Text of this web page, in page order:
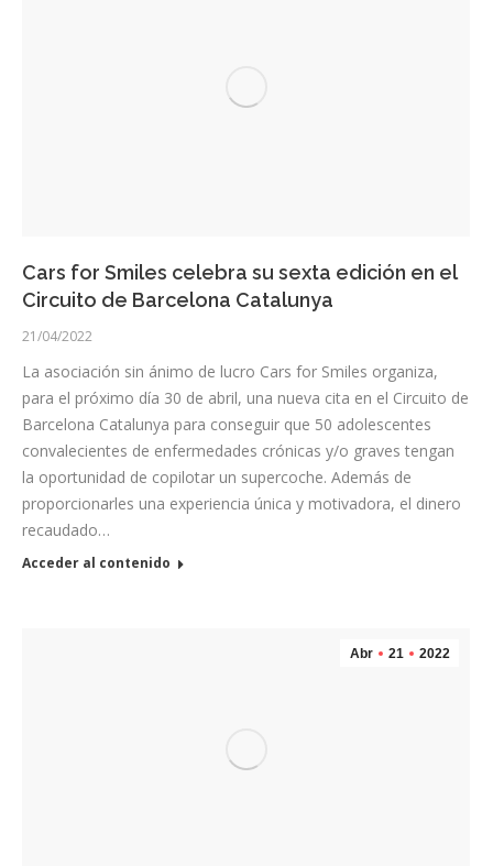
Cars for Smiles celebra su sexta edición en el
Circuito de Barcelona Catalunya
21/04/2022
La asociación sin ánimo de lucro Cars for Smiles organiza,
para el próximo día 30 de abril, una nueva cita en el Circuito de
Barcelona Catalunya para conseguir que 50 adolescentes
convalecientes de enfermedades crónicas y/o graves tengan
la oportunidad de copilotar un supercoche. Además de
proporcionarles una experiencia única y motivadora, el dinero
recaudado…
Acceder al contenido
Abr 21 2022